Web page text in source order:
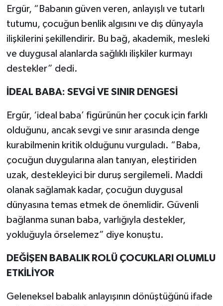
Ergür, “Babanın güven veren, anlayışlı ve tutarlı
tutumu, çocuğun benlik algısını ve dış dünyayla
ilişkilerini şekillendirir. Bu bağ, akademik, mesleki
ve duygusal alanlarda sağlıklı ilişkiler kurmayı
destekler” dedi.
İDEAL BABA: SEVGİ VE SINIR DENGESİ
Ergür, ‘ideal baba’ figürünün her çocuk için farklı
olduğunu, ancak sevgi ve sınır arasında denge
kurabilmenin kritik olduğunu vurguladı. “Baba,
çocuğun duygularına alan tanıyan, eleştiriden
uzak, destekleyici bir duruş sergilemeli. Maddi
olanak sağlamak kadar, çocuğun duygusal
dünyasına temas etmek de önemlidir. Güvenli
bağlanma sunan baba, varlığıyla destekler,
yokluğuyla örselemez” diye konuştu.
DEĞİŞEN BABALIK ROLÜ ÇOCUKLARI OLUMLU
ETKİLİYOR
Geleneksel babalık anlayışının dönüştüğünü ifade